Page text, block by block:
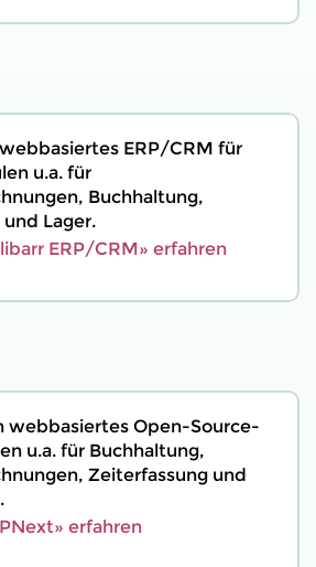
ERP/CRM für
u.a. für
Buchhaltung,
Lager.
ERP/CRM» erfahren
webbasiertes Open-Source-
u.a. für Buchhaltung,
Zeiterfassung und
erfahren